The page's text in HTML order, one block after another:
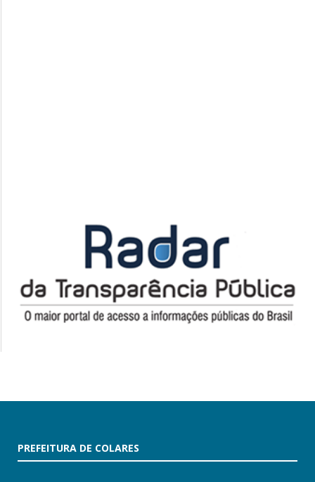
PREFEITURA DE COLARES